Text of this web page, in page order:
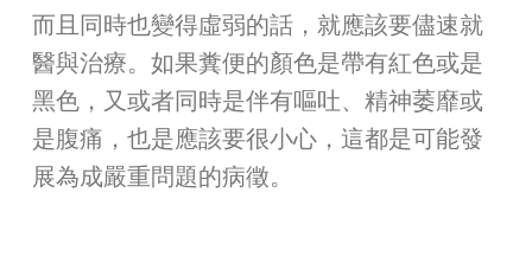
而且同時也變得虛弱的話，就應該要儘速就
醫與治療。如果糞便的顏色是帶有紅色或是
黑色，又或者同時是伴有嘔吐、精神萎靡或
是腹痛，也是應該要很小心，這都是可能發
展為成嚴重問題的病徵。